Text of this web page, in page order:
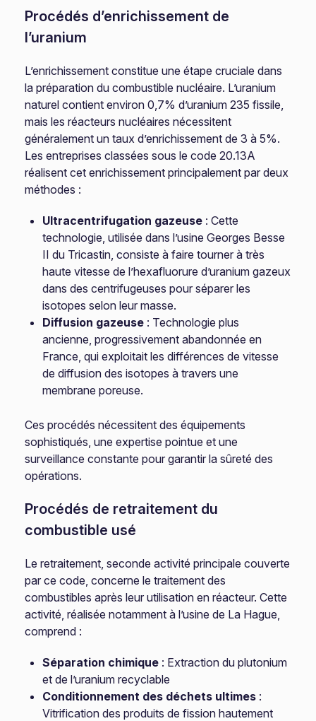
Procédés d’enrichissement de
l’uranium
L’enrichissement constitue une étape cruciale dans
la préparation du combustible nucléaire. L’uranium
naturel contient environ 0,7% d’uranium 235 fissile,
mais les réacteurs nucléaires nécessitent
généralement un taux d’enrichissement de 3 à 5%.
Les entreprises classées sous le code 20.13A
réalisent cet enrichissement principalement par deux
méthodes :
Ultracentrifugation gazeuse : Cette
technologie, utilisée dans l’usine Georges Besse
II du Tricastin, consiste à faire tourner à très
haute vitesse de l’hexafluorure d’uranium gazeux
dans des centrifugeuses pour séparer les
isotopes selon leur masse.
Diffusion gazeuse : Technologie plus
ancienne, progressivement abandonnée en
France, qui exploitait les différences de vitesse
de diffusion des isotopes à travers une
membrane poreuse.
Ces procédés nécessitent des équipements
sophistiqués, une expertise pointue et une
surveillance constante pour garantir la sûreté des
opérations.
Procédés de retraitement du
combustible usé
Le retraitement, seconde activité principale couverte
par ce code, concerne le traitement des
combustibles après leur utilisation en réacteur. Cette
activité, réalisée notamment à l’usine de La Hague,
comprend :
Séparation chimique : Extraction du plutonium
et de l’uranium recyclable
Conditionnement des déchets ultimes :
Vitrification des produits de fission hautement